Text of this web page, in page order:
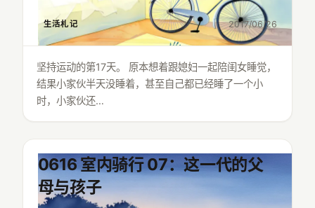
生活札记 2017/06/26
坚持运动的第17天。 原本想着跟媳妇一起陪闺女睡觉，
结果小家伙半天没睡着，甚至自己都已经睡了一个小
时，小家伙还…
0616 室内骑行 07：这一代的父
母与孩子